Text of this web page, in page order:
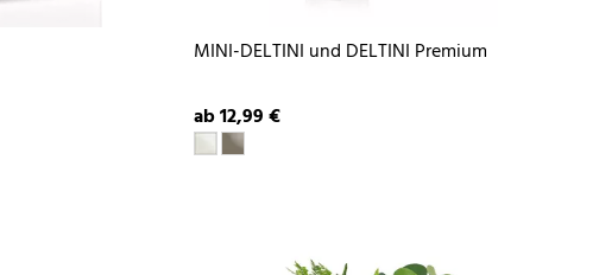
MINI-DELTINI und DELTINI Premium
ab 12,99 €